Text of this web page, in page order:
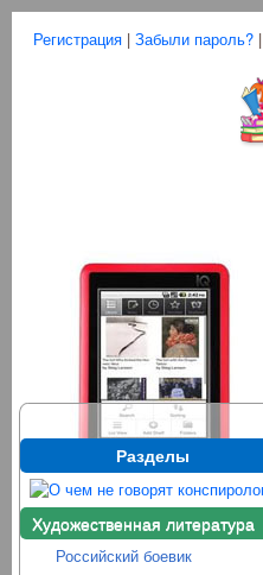
Регистрация | Забыли пароль? |
Разделы
Художественная литература
Российский боевик